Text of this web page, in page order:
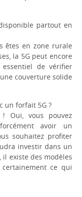
partout en
êtes en zone rurale
la 5G peut encore
de vérifier
couverture solide
un forfait 5G ?
Oui, vous pouvez
avoir un
souhaitez profiter
investir dans un
existe des modèles
ce qui